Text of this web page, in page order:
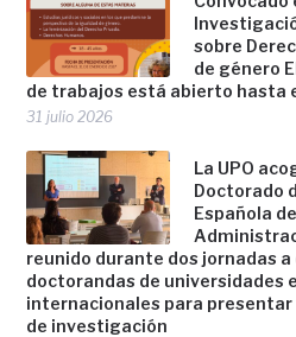
sobre
de género
de trabajos está abierto hasta
31 julio 2026
La UPO
Doctorado
Española
reunido durante dos jornadas
doctorandas de universidades
internacionales para
de investigación